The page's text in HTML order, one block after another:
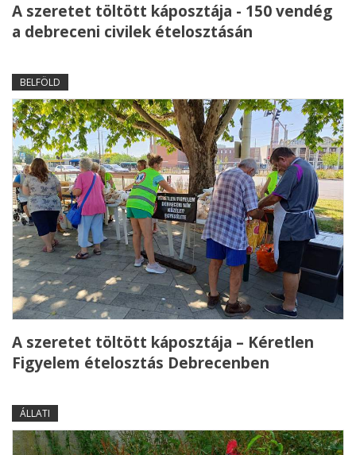
A szeretet töltött káposztája - 150 vendég
a debreceni civilek ételosztásán
BELFÖLD
A szeretet töltött káposztája – Kéretlen
Figyelem ételosztás Debrecenben
ÁLLATI